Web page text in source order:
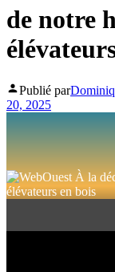
de notre
Publié par
20, 2025